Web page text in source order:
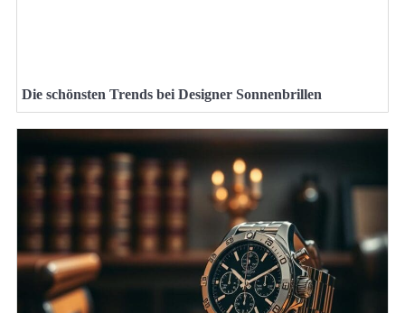
Die schönsten Trends bei Designer Sonnenbrillen